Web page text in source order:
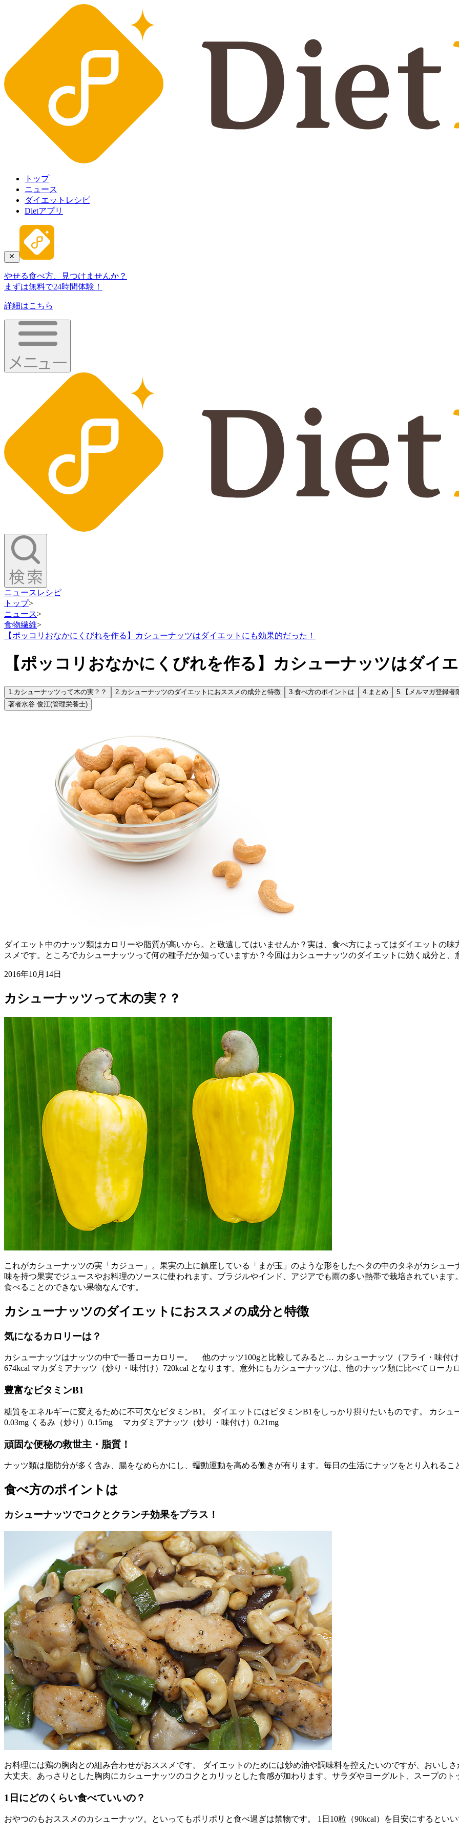
トップ
ニュース
ダイエットレシピ
Dietアプリ
やせる食べ方、見つけませんか？
まずは無料で24時間体験！
詳細はこちら
ニュース レシピ
トップ>
ニュース>
食物繊維>
【ポッコリおなかにくびれを作る】カシューナッツはダイエットにも効果的だった！
【ポッコリおなかにくびれを作る】カシューナッツはダイ
1.カシューナッツって木の実？？ 2.カシューナッツのダイエットにおススメの成分と特徴 3.食べ方のポイントは 4. まとめ 5. 【メルマガ登録
著者水谷 俊江(管理栄養士)
ダイエット中のナッツ類はカロリーや脂質が高いから。と敬遠してはいませんか？実は、食べ方によってはダイエットの
スメです。ところでカシューナッツって何の種子だか知っていますか？今回はカシューナッツのダイエットに効く成分と、
2016年10月14日
カシューナッツって木の実？？
これがカシューナッツの実「カジュー」。果実の上に鎮座している「まが玉」のような形をしたヘタの中のタネがカシュ
味を持つ果実でジュースやお料理のソースに使われます。ブラジルやインド、アジアでも雨の多い熱帯で栽培されていま
食べることのできない果物なんです。
カシューナッツのダイエットにおススメの成分と特徴
気になるカロリーは？
カシューナッツはナッツの中で一番ローカロリー。 他のナッツ100gと比較してみると… カシューナッツ（フライ・味付け
674kcal マカダミアナッツ（炒り・味付け）720kcal となります。意外にもカシューナッツは、他のナッツ類に比べてローカ
豊富なビタミンB1
糖質をエネルギーに変えるために不可欠なビタミンB1。 ダイエットにはビタミンB1をしっかり摂りたいものです。 カシュ
0.03mg くるみ（炒り）0.15mg マカダミアナッツ（炒り・味付け）0.21mg
頑固な便秘の救世主・脂質！
ナッツ類は脂肪分が多く含み、腸をなめらかにし、蠕動運動を高める働きが有ります。毎日の生活にナッツをとり入れる
食べ方のポイントは
カシューナッツでコクとクランチ効果をプラス！
お料理には鶏の胸肉との組み合わせがおススメです。 ダイエットのためには炒め油や調味料を控えたいのですが、おいし
大丈夫。あっさりとした胸肉にカシューナッツのコクとカリッとした食感が加わります。サラダやヨーグルト、スープのト
1日にどのくらい食べていいの？
おやつのもおススメのカシューナッツ。といってもポリポリと食べ過ぎは禁物です。 1日10粒（90kcal）を目安にするといい